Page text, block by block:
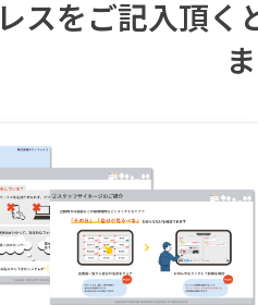
スをご記入頂く